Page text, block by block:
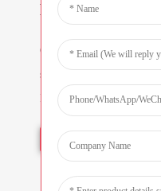
Newsletteren
Gitt Är E-Mail-Adress an
schécken Iech déi aktuellst
Informatiounspläng.
Ufro Elo